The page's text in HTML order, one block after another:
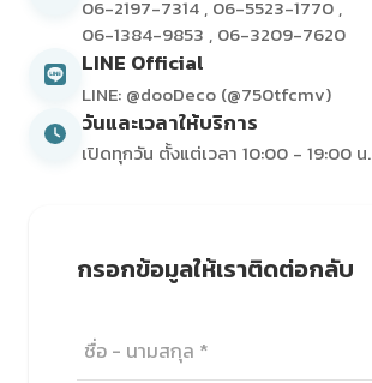
06-2197-7314 , 06-5523-1770 ,
06-1384-9853 , 06-3209-7620
LINE Official
LINE: @dooDeco (@750tfcmv)
วันและเวลาให้บริการ
เปิดทุกวัน ตั้งแต่เวลา 10:00 - 19:00 น.
กรอกข้อมูลให้เราติดต่อกลับ